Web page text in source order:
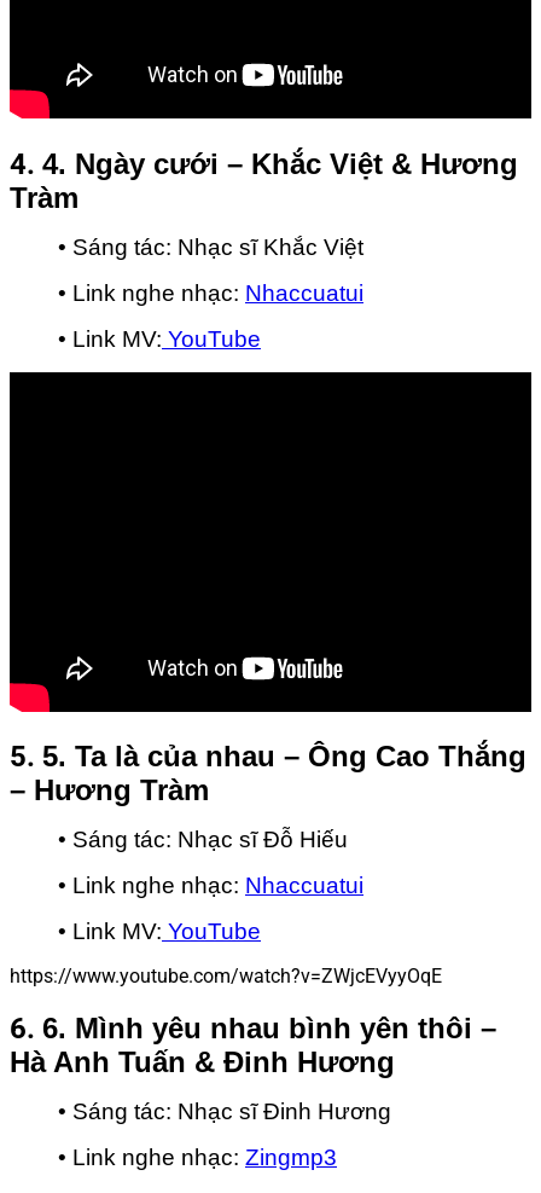
4. 4. Ngày cưới – Khắc Việt & Hương
Tràm
• Sáng tác: Nhạc sĩ Khắc Việt
• Link nghe nhạc: Nhaccuatui
• Link MV: YouTube
5. 5. Ta là của nhau – Ông Cao Thắng
– Hương Tràm
• Sáng tác: Nhạc sĩ Đỗ Hiếu
• Link nghe nhạc: Nhaccuatui
• Link MV: YouTube
https://www.youtube.com/watch?v=ZWjcEVyyOqE
6. 6. Mình yêu nhau bình yên thôi –
Hà Anh Tuấn & Đinh Hương
• Sáng tác: Nhạc sĩ Đinh Hương
• Link nghe nhạc: Zingmp3